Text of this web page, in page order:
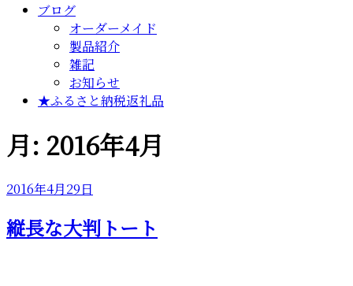
ブログ
オーダーメイド
製品紹介
雑記
お知らせ
★ふるさと納税返礼品
月: 2016年4月
投
日:
2016年4月29日
縦長な大判トート